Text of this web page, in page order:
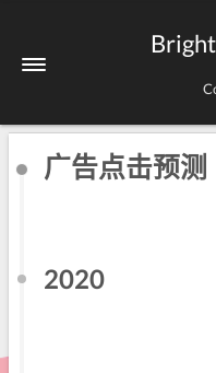
广告点击预测
2020